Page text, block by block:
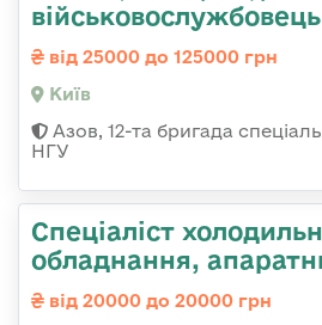
військовослужбовець
від 25000 до 125000 грн
Київ
Азов, 12-та бригада
НГУ
Спеціаліст
обладнання,
від 20000 до 20000 грн